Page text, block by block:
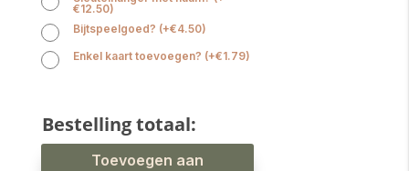
€12.50)
Bijtspeelgoed? (+€4.50)
Enkel kaart toevoegen? (+€1.79)
Bestelling totaal:
Slab
Toevoegen aan